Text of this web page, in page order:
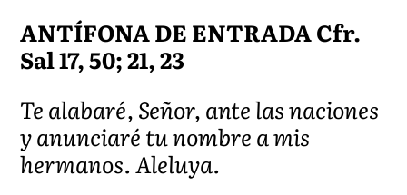
ANTÍFONA DE ENTRADA Cfr.
Sal 17, 50; 21, 23
Te alabaré, Señor, ante las naciones
y anunciaré tu nombre a mis
hermanos. Aleluya.